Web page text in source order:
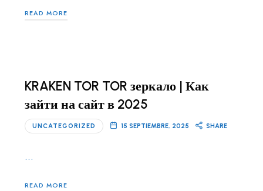
READ MORE
KRAKEN TOR TOR зеркало | Как
зайти на сайт в 2025
UNCATEGORIZED 15 SEPTIEMBRE, 2025 SHARE
…
READ MORE